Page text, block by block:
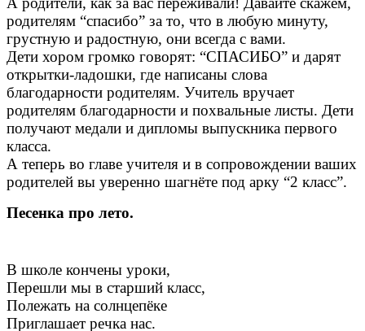
родителям “спасибо” за то, что в любую минуту,
грустную и радостную, они всегда с вами.
Дети хором громко говорят: “СПАСИБО” и дарят
открытки-ладошки, где написаны слова
благодарности родителям. Учитель вручает
родителям благодарности и похвальные листы. Дети
получают медали и дипломы выпускника первого
класса.
А теперь во главе учителя и в сопровождении ваших
родителей вы уверенно шагнёте под арку “2 класс”.
Песенка про лето.
В школе кончены уроки,
Перешли мы в старший класс,
Полежать на солнцепёке
Приглашает речка нас.